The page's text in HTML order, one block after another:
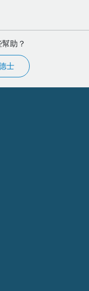
助？
士